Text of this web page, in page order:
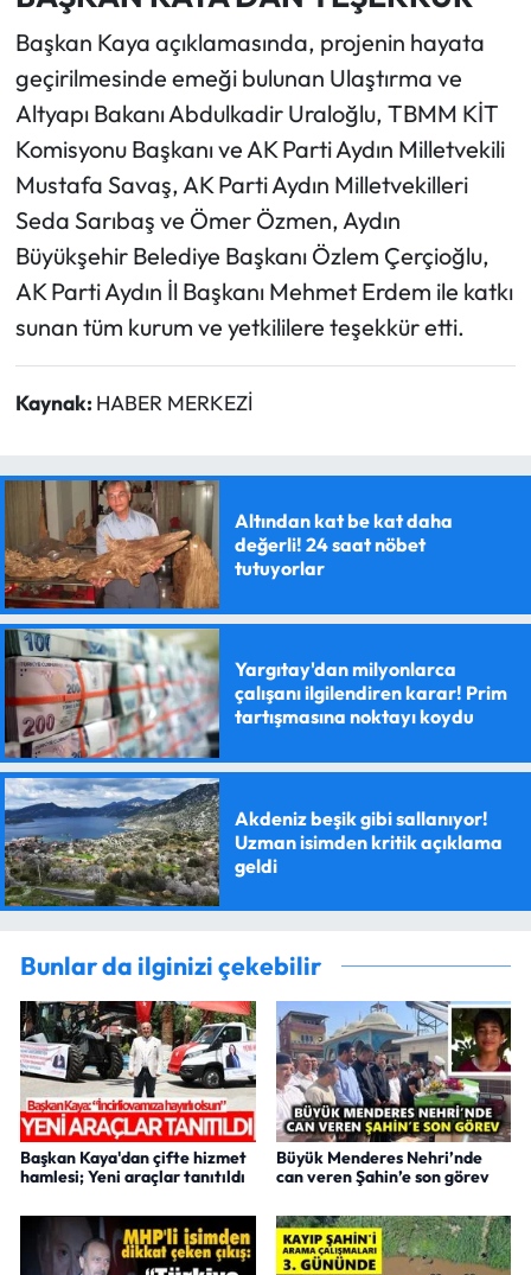
Başkan Kaya açıklamasında, projenin hayata
geçirilmesinde emeği bulunan Ulaştırma ve
Altyapı Bakanı Abdulkadir Uraloğlu, TBMM KİT
Komisyonu Başkanı ve AK Parti Aydın Milletvekili
Mustafa Savaş, AK Parti Aydın Milletvekilleri
Seda Sarıbaş ve Ömer Özmen, Aydın
Büyükşehir Belediye Başkanı Özlem Çerçioğlu,
AK Parti Aydın İl Başkanı Mehmet Erdem ile katkı
sunan tüm kurum ve yetkililere teşekkür etti.
Kaynak: HABER MERKEZİ
Altından kat be kat daha
değerli! 24 saat nöbet
tutuyorlar
Yargıtay'dan milyonlarca
çalışanı ilgilendiren karar! Prim
tartışmasına noktayı koydu
Akdeniz beşik gibi sallanıyor!
Uzman isimden kritik açıklama
geldi
Bunlar da ilginizi çekebilir
Başkan Kaya'dan çifte hizmet
hamlesi; Yeni araçlar tanıtıldı
Büyük Menderes Nehri’nde
can veren Şahin’e son görev